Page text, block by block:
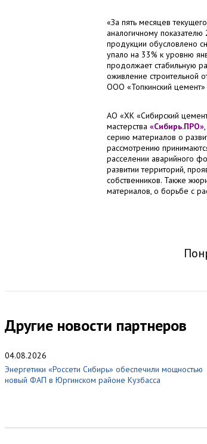
«За пять месяцев
аналогичному
продукции обусловлено
упало на 33% к уровню
продолжает стабильную
оживление строительной
ООО «Топкинский цемент»
АО «ХК «Сибирский
мастерства«Сибирь.ПРО»
серию материалов о
рассмотрению
расселении аварийного
развитии территорий,
собственников. Также
материалов, о борьбе с
Другие новости партнеров
04.08.2026
Энергетики «Россети Сибирь» обеспечили мощностью
новый ФАП в Юргинском районе Кузбасса